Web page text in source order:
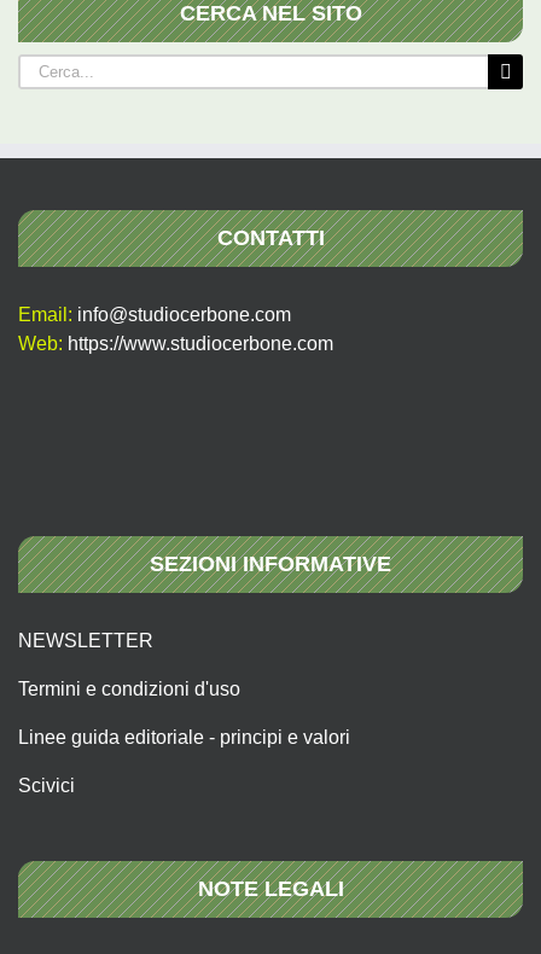
CERCA NEL SITO
Cerca
per:
CONTATTI
Email: info@studiocerbone.com
Web: https://www.studiocerbone.com
SEZIONI INFORMATIVE
NEWSLETTER
Termini e condizioni d'uso
Linee guida editoriale - principi e valori
Scivici
NOTE LEGALI